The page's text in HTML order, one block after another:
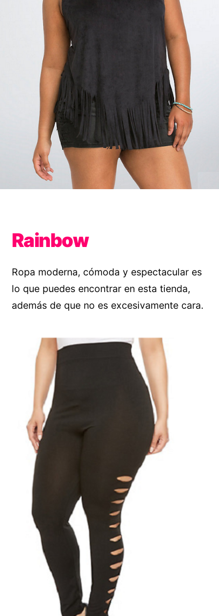
Rainbow
Ropa moderna, cómoda y espectacular es
lo que puedes encontrar en esta tienda,
además de que no es excesivamente cara.